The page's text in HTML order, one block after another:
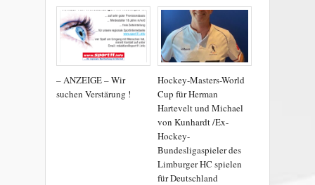
– ANZEIGE – Wir
suchen Verstärung !
Hockey-Masters-World
Cup für Herman
Hartevelt und Michael
von Kunhardt /Ex-
Hockey-
Bundesligaspieler des
Limburger HC spielen
für Deutschland